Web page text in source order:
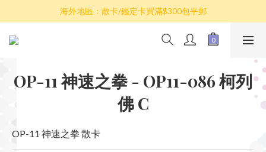
散卡買滿$100包平郵，全部產品買滿$800包順豐(香港境內)
海外地區：散卡/鑑定卡買滿$300包平郵
澳門/台灣/新加坡/馬來西亞/韓國可選擇以順豐到付發貨
OP-11 神速之拳 - OP11-086 柯列
佛 C
OP-11 神速之拳 散卡